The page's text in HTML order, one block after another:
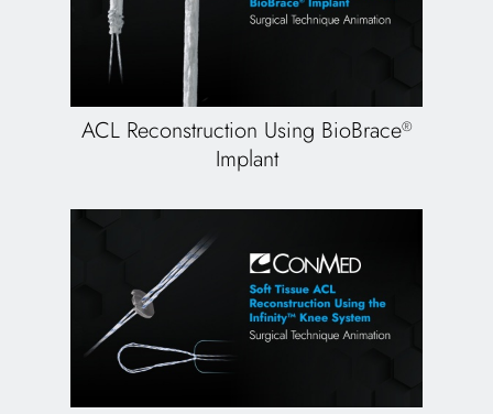
ACL Reconstruction Using BioBrace®
Implant